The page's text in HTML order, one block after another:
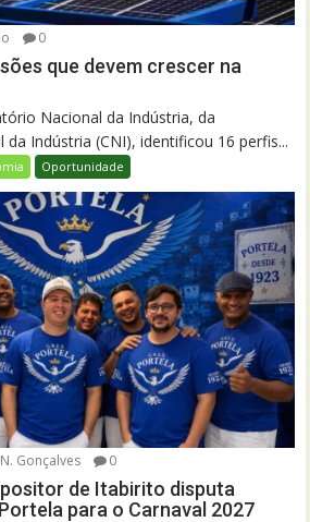
0
que devem crescer na
Nacional da Indústria, da
Indústria (CNI), identificou 16 perfis...
Oportunidade
Gonçalves 0
de Itabirito disputa
para o Carnaval 2027